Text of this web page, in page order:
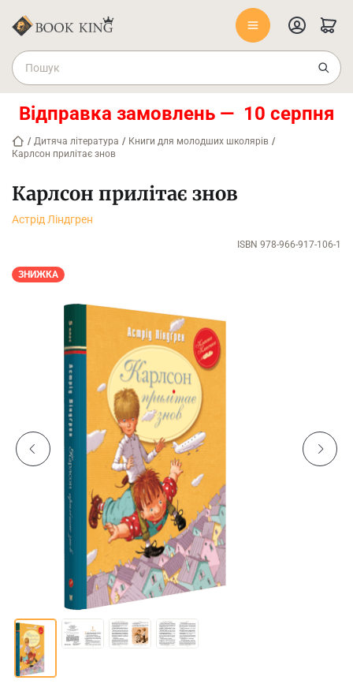
Відправка замовлень — 10 серпня
/ Дитяча література / Книги для молодших школярів /
Карлсон прилітає знов
Карлсон прилітає знов
Астрід Ліндгрен
ISBN 978-966-917-106-1
ЗНИЖКА